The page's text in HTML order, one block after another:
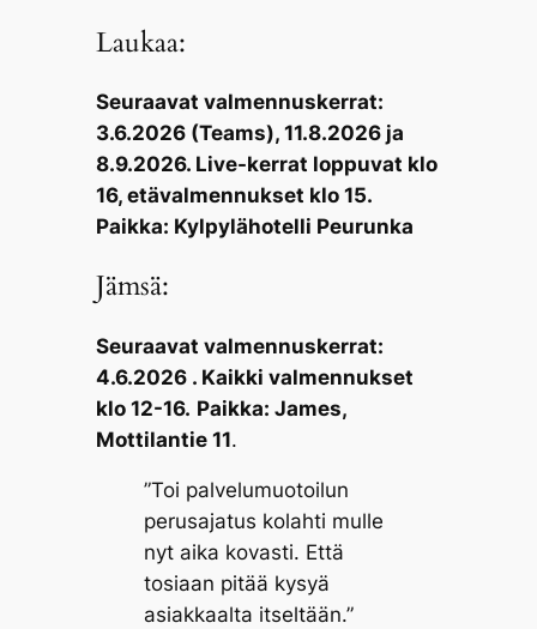
Laukaa:
Seuraavat valmennuskerrat:
3.6.2026 (Teams), 11.8.2026 ja
8.9.2026. Live-kerrat loppuvat klo
16, etävalmennukset klo 15.
Paikka: Kylpylähotelli Peurunka
Jämsä:
Seuraavat valmennuskerrat:
4.6.2026 . Kaikki valmennukset
klo 12-16. Paikka: James,
Mottilantie 11.
”Toi palvelumuotoilun
perusajatus kolahti mulle
nyt aika kovasti. Että
tosiaan pitää kysyä
asiakkaalta itseltään.”